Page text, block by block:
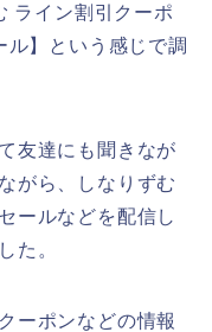
ライン割引クーポ
ル】という感じで調
友達にも聞きなが
がら、しなりずむ
ールなどを配信し
た。
ーポンなどの情報